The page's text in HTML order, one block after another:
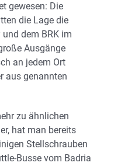
gewesen: Die
die Lage die
dem BRK im
Ausgänge
an jedem Ort
aus genannten
zu ähnlichen
hat man bereits
Stellschrauben
Busse vom Badria